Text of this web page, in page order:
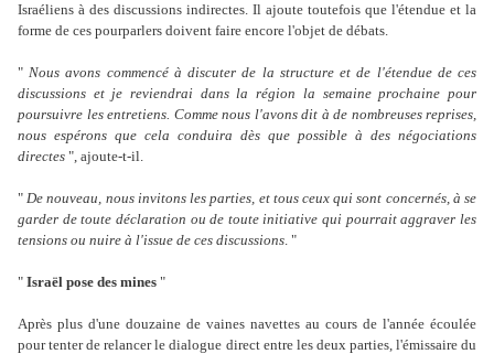
Israéliens à des discussions indirectes. Il ajoute toutefois que l'étendue et la
forme de ces pourparlers doivent faire encore l'objet de débats.
"Nous avons commencé à discuter de la structure et de l'étendue de ces
discussions et je reviendrai dans la région la semaine prochaine pour
poursuivre les entretiens. Comme nous l'avons dit à de nombreuses reprises,
nous espérons que cela conduira dès que possible à des négociations
directes ", ajoute-t-il.
"De nouveau, nous invitons les parties, et tous ceux qui sont concernés, à se
garder de toute déclaration ou de toute initiative qui pourrait aggraver les
tensions ou nuire à l'issue de ces discussions. "
" Israël pose des mines "
Après plus d'une douzaine de vaines navettes au cours de l'année écoulée
pour tenter de relancer le dialogue direct entre les deux parties, l'émissaire du